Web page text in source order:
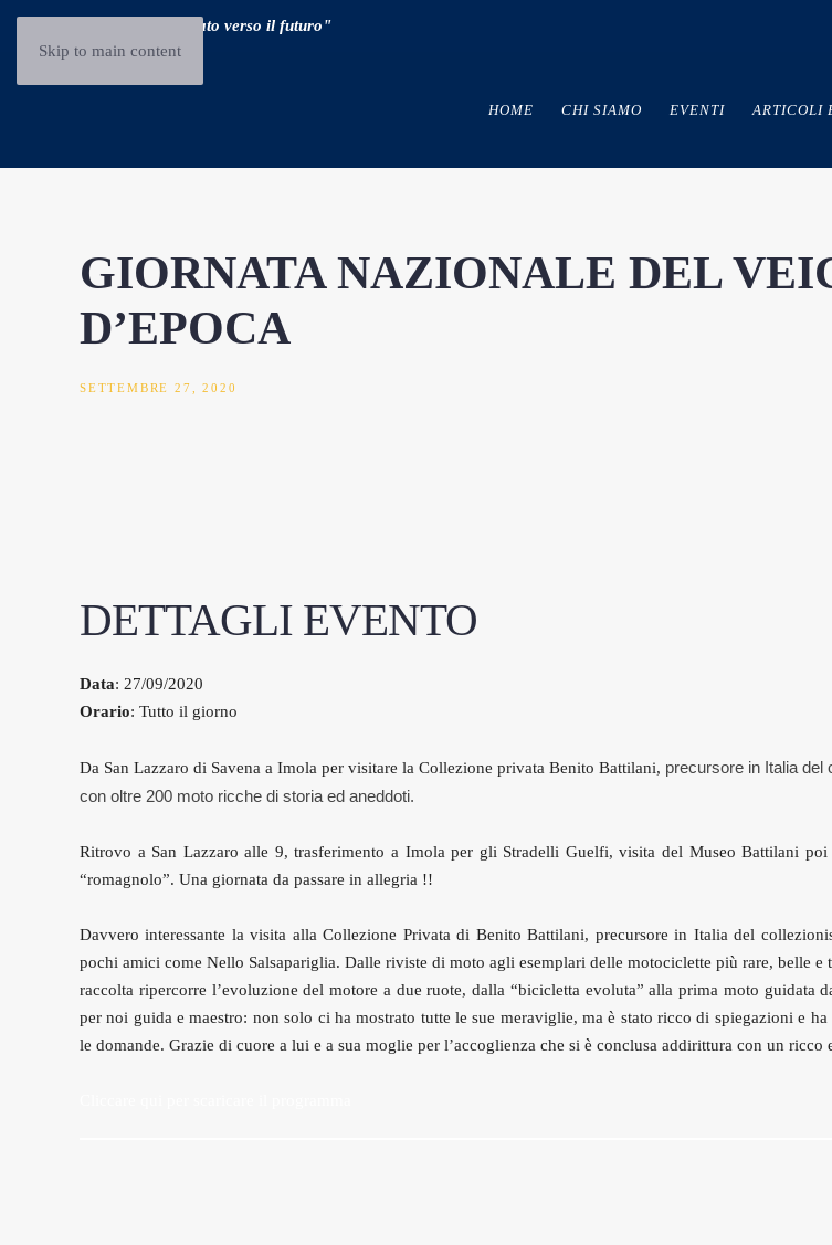
Skip to main content
"Guidare il passato verso il futuro"
HOME CHI SIAMO EVENTI ARTICOLI
GIORNATA NAZIONALE DEL
D’EPOCA
SETTEMBRE 27, 2020
DETTAGLI EVENTO
Data: 27/09/2020
Orario: Tutto il giorno
Da San Lazzaro di Savena a Imola per visitare la Collezione privata Benito Battilani, precursore in Italia del
con oltre 200 moto ricche di storia ed aneddoti.
Ritrovo a San Lazzaro alle 9, trasferimento a Imola per gli Stradelli Guelfi, visita del Museo Battilani poi
“romagnolo”. Una giornata da passare in allegria !!
Davvero interessante la visita alla Collezione Privata di Benito Battilani, precursore in Italia del
pochi amici come Nello Salsapariglia. Dalle riviste di moto agli esemplari delle motociclette più rare, belle e
raccolta ripercorre l’evoluzione del motore a due ruote, dalla “bicicletta evoluta” alla prima moto guidata
per noi guida e maestro: non solo ci ha mostrato tutte le sue meraviglie, ma è stato ricco di spiegazioni e
le domande. Grazie di cuore a lui e a sua moglie per l’accoglienza che si è conclusa addirittura con un ricco